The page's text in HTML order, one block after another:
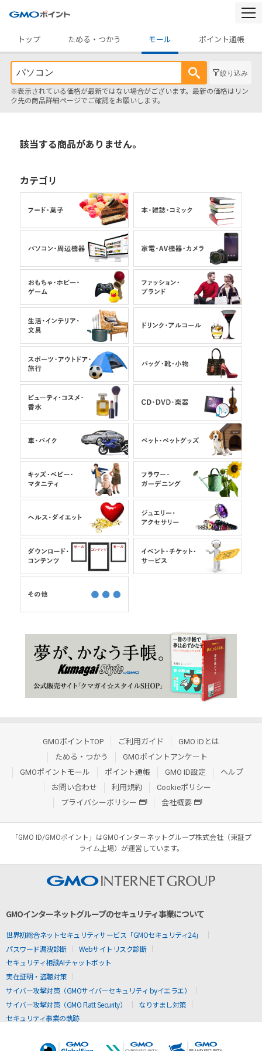
トップ
ためる・つかう モール ポイント通帳
絞り込み
※表示されている価格が最新ではない場合がございます。最新の価格はリン
ク先の商品詳細ページでご確認をお願いします。
該当する商品がありません。
カテゴリ
GMOポイントTOP ご利用ガイド
GMO IDとは
ためる・つかう
GMOポイントアンケート
GMOポイントモール
ポイント通帳 GMO ID設定
ヘルプ
お問い合わせ
利用規約
Cookieポリシー
プライバシーポリシー
会社概要
「GMO ID/GMOポイント」はGMOインターネットグループ株式会社（東証プ
ライム上場）が運営しています。
GMOインターネットグループのセキュリティ事業について
世界初総合ネットセキュリティサービス「GMOセキュリティ24」
パスワード漏洩診断
Webサイトリスク診断
セキュリティ相談AIチャットボット
実在証明・盗聴対策
サイバー攻撃対策（GMOサイバーセキュリティ byイエラエ）
サイバー攻撃対策（GMO Flatt Security）
なりすまし対策
セキュリティ事業の軌跡